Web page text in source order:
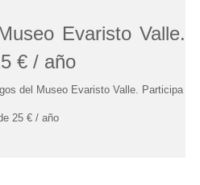
Evaristo Valle.
€ / año
del Museo Evaristo Valle. Participa
25 € / año